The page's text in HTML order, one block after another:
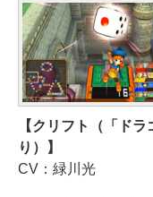
【クリフト（「ド
り）】
CV：緑川光